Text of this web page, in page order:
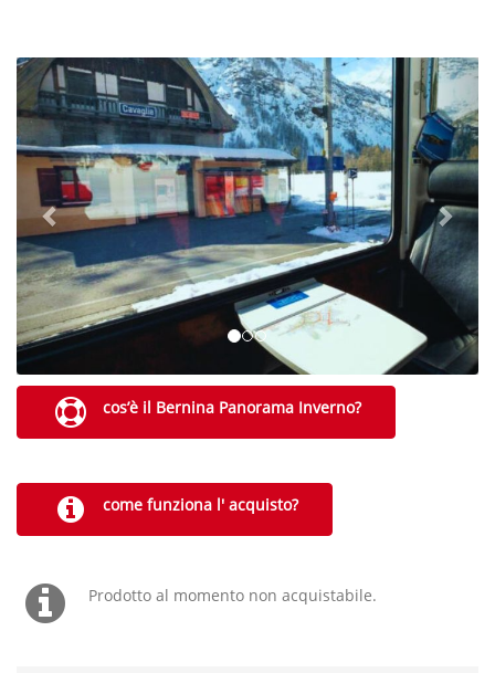
cos’è il Bernina Panorama Inverno?
come funziona l' acquisto?
Prodotto al momento non acquistabile.